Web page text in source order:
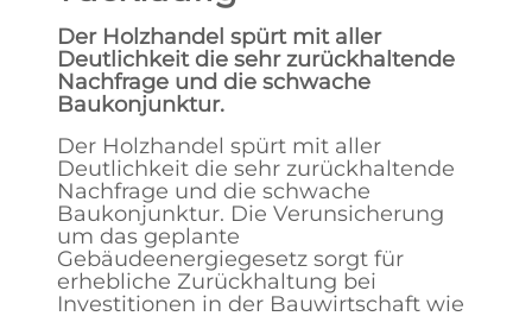
Der Holzhandel spürt mit aller
Deutlichkeit die sehr zurückhaltende
Nachfrage und die schwache
Baukonjunktur.
Der Holzhandel spürt mit aller
Deutlichkeit die sehr zurückhaltende
Nachfrage und die schwache
Baukonjunktur. Die Verunsicherung
um das geplante
Gebäudeenergiegesetz sorgt für
erhebliche Zurückhaltung bei
Investitionen in der Bauwirtschaft wie